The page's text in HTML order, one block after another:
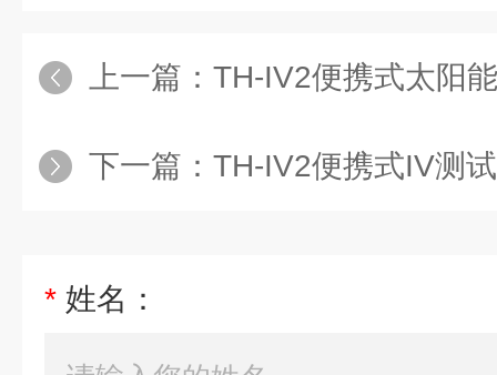
上一篇： TH-IV2便携式太阳
下一篇： TH-IV2便携式IV测
* 姓名：